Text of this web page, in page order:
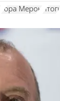
гора Мерон итоги